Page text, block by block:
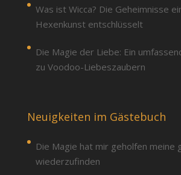
Was ist Wicca? Die Geheimnisse
Hexenkunst entschlüsselt
Die Magie der Liebe: Ein
zu Voodoo-Liebeszaubern
Neuigkeiten im Gästebuch
Die Magie hat mir geholfen meine
wiederzufinden